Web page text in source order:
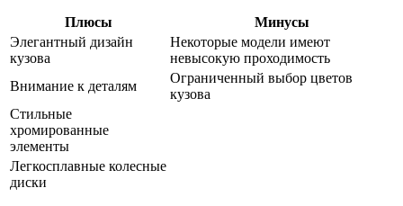
Плюсы
Минусы
Элегантный дизайн
кузова
Некоторые модели имеют
невысокую проходимость
Внимание к деталям
Ограниченный выбор цветов
кузова
Стильные
хромированные
элементы
Легкосплавные колесные
диски